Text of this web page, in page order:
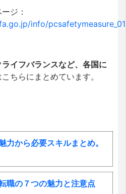
ジ：
info/
イフバランスなど、各国に
ちらにまとめています。
力から必要スキルまとめ。
職の７つの魅力と注意点